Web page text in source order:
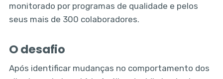
monitorado por programas de qualidade e pelos
seus mais de 300 colaboradores.
O desafio
Após identificar mudanças no comportamento dos